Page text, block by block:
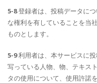
5-8登録者は、投稿データに
な権利を有していることを当
ものとします。
5-9利用者は、本サービスに
写っている人物、物、テキス
タの使用について、使用許諾